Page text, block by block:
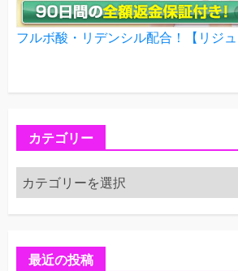
フルボ酸・リデンシル配合！【リジュ
カテゴリー
カ
テ
ゴ
最近の投稿